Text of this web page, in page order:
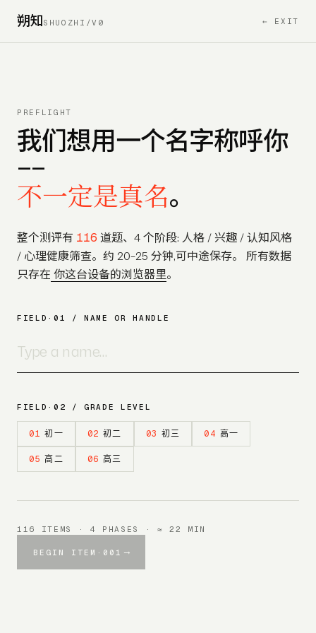
朔知 SHUOZHI/V0 ← EXIT
PREFLIGHT
我们想用一个名字称呼你
——
不一定是真名。
整个测评有 116 道题、4 个阶段: 人格 / 兴趣 / 认知风格
/ 心理健康筛查。约 20–25 分钟,可中途保存。 所有数据
只存在 你这台设备的浏览器里。
FIELD·01 / NAME OR HANDLE
FIELD·02 / GRADE LEVEL
01 初一 02 初二 03 初三 04 高一
05 高二 06 高三
116 ITEMS · 4 PHASES · ≈ 22 MIN
BEGIN ITEM·001